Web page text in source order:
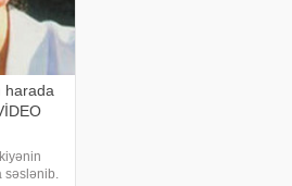
harada
səslənib.